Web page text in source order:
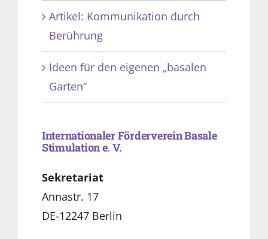
Artikel: Kommunikation durch
Berührung
Ideen für den eigenen „basalen
Garten“
Internationaler Förderverein Basale
Stimulation e. V.
Sekretariat
Annastr. 17
DE-12247 Berlin